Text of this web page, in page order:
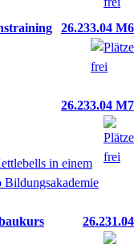
26.233.04 M6
26.233.04 M7
26.231.04